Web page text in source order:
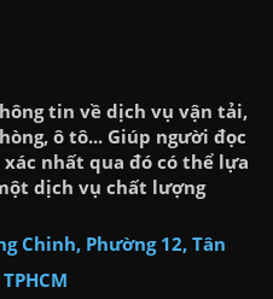
tin về dịch vụ vận tải,
ô tô... Giúp người đọc
nhất qua đó có thể lựa
dịch vụ chất lượng
Chinh, Phường 12, Tân